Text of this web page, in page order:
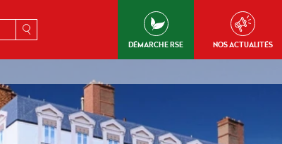
DÉMARCHE RSE NOS ACTUALITÉS